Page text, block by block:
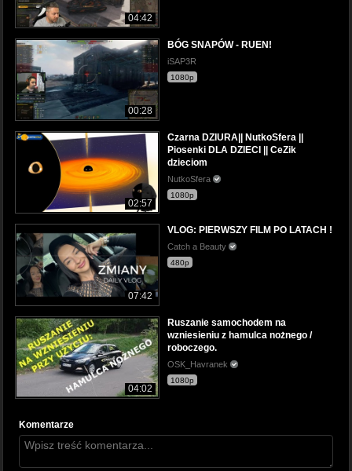
04:42
00:28
BÓG SNAPÓW - RUEN!
iSAP3R
1080p
02:57
Czarna DZIURA|| NutkoSfera ||
Piosenki DLA DZIECI || CeZik
dzieciom
NutkoSfera
1080p
07:42
VLOG: PIERWSZY FILM PO LATACH !
Catch a Beauty
480p
04:02
Ruszanie samochodem na
wzniesieniu z hamulca nożnego /
roboczego.
OSK_Havranek
1080p
Komentarze